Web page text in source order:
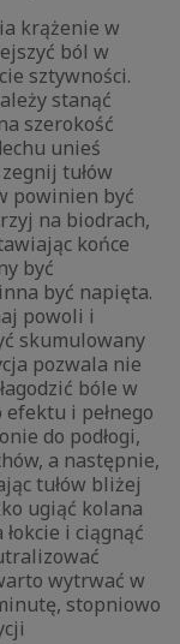
krążenie w
ból w
sztywności.
stanąć
szerokość
unieś
tułów
powinien być
na biodrach,
końce
być
być napięta.
powoli i
skumulowany
pozwala nie
bóle w
i pełnego
do podłogi,
a następnie,
tułów bliżej
ugiąć kolana
i ciągnąć
wytrwać w
stopniowo